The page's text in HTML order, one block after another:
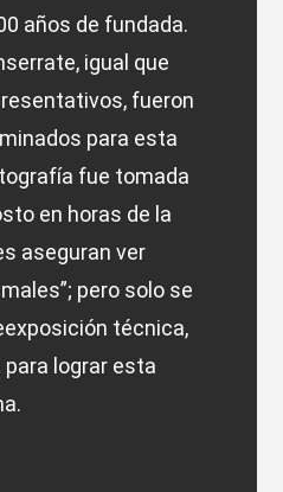
años de fundada.
igual que
fueron
para esta
fue tomada
en horas de la
aseguran ver
pero solo se
técnica,
lograr esta